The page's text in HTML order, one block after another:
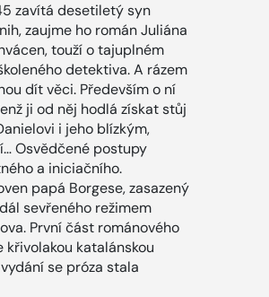
zavítá desetiletý syn
zaujme ho román Juliána
touží o tajuplném
detektiva. A rázem
dít věci. Především o ní
ji od něj hodlá získat stůj
i jeho blízkým,
Osvědčené postupy
a iniciačního.
papá Borgese, zasazený
sevřeného režimem
První část románového
katalánskou
se próza stala